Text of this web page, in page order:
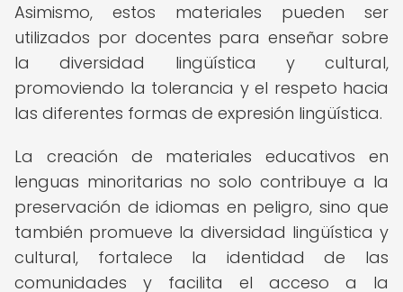
Asimismo, estos materiales pueden ser
utilizados por docentes para enseñar sobre
la diversidad lingüística y cultural,
promoviendo la tolerancia y el respeto hacia
las diferentes formas de expresión lingüística.
La creación de materiales educativos en
lenguas minoritarias no solo contribuye a la
preservación de idiomas en peligro, sino que
también promueve la diversidad lingüística y
cultural, fortalece la identidad de las
comunidades y facilita el acceso a la